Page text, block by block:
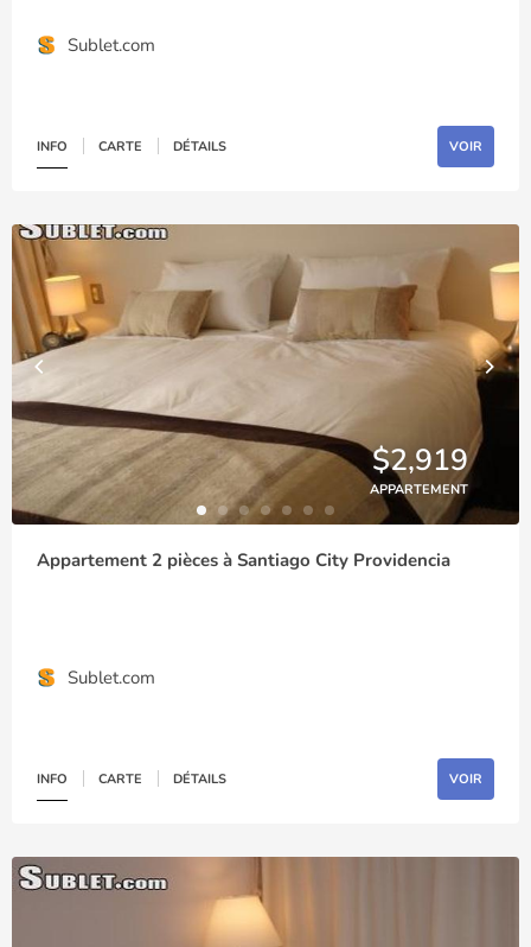
Sublet.com
INFO CARTE DÉTAILS VOIR
$2,919
APPARTEMENT
Appartement 2 pièces à Santiago City Providencia
Sublet.com
INFO CARTE DÉTAILS VOIR